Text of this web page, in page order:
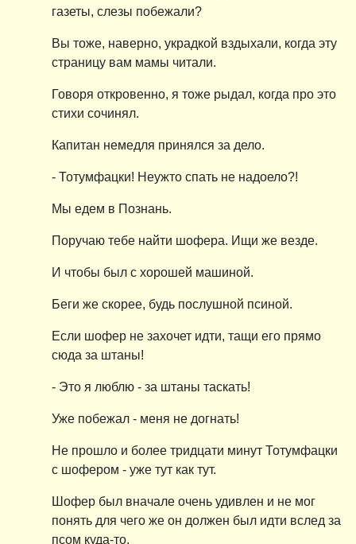
газеты, слезы побежали?
Вы тоже, наверно, украдкой вздыхали, когда эту
страницу вам мамы читали.
Говоря откровенно, я тоже рыдал, когда про это
стихи сочинял.
Капитан немедля принялся за дело.
- Тотумфацки! Неужто спать не надоело?!
Мы едем в Познань.
Поручаю тебе найти шофера. Ищи же везде.
И чтобы был с хорошей машиной.
Беги же скорее, будь послушной псиной.
Если шофер не захочет идти, тащи его прямо
сюда за штаны!
- Это я люблю - за штаны таскать!
Уже побежал - меня не догнать!
Не прошло и более тридцати минут Тотумфацки
с шофером - уже тут как тут.
Шофер был вначале очень удивлен и не мог
понять для чего же он должен был идти вслед за
псом куда-то.